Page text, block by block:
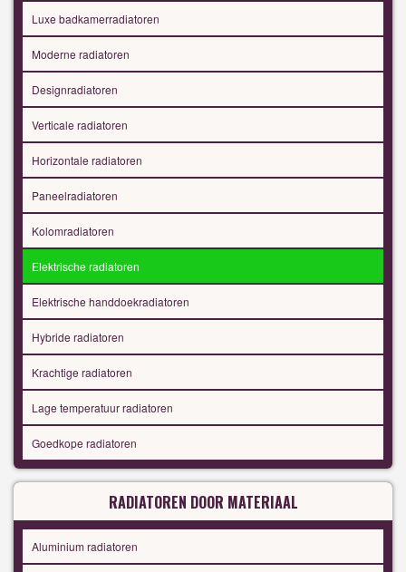
Luxe badkamerradiatoren
Moderne radiatoren
Designradiatoren
Verticale radiatoren
Horizontale radiatoren
Paneelradiatoren
Kolomradiatoren
Elektrische radiatoren
Elektrische handdoekradiatoren
Hybride radiatoren
Krachtige radiatoren
Lage temperatuur radiatoren
Goedkope radiatoren
RADIATOREN DOOR MATERIAAL
Aluminium radiatoren